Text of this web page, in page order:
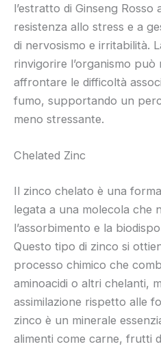
l’estratto di Ginseng Rosso
resistenza allo stress e a
di nervosismo e irritabilità.
rinvigorire l’organismo può
affrontare le difficoltà
fumo, supportando un
meno stressante.
Chelated Zinc
Il zinco chelato è una
legata a una molecola che
l’assorbimento e la
Questo tipo di zinco si
processo chimico che
aminoacidi o altri chelanti,
assimilazione rispetto alle
zinco è un minerale
alimenti come carne, frutti